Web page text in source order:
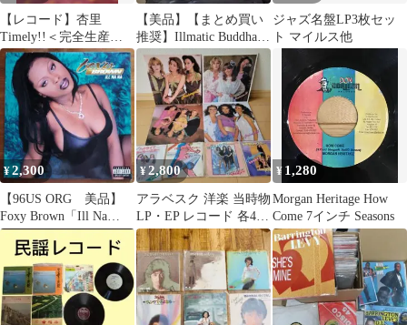
【レコード】杏里
Timely!!＜完全生産限
定盤＞
【美品】【まとめ買い
推奨】Illmatic Buddha
MC's
ジャズ名盤LP3枚セッ
ト マイルス他
¥2,300
【96US ORG 美品】
Foxy Brown「Ill Na
Na」2LP
¥2,800
アラベスク 洋楽 当時物
LP・EP レコード 各4枚
まとめ売り
¥ 1,280
Morgan Heritage How
Come 7インチ Seasons